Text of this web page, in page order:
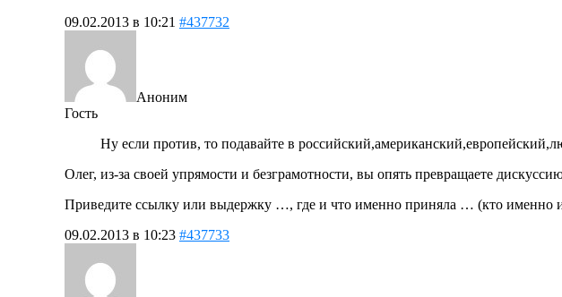
09.02.2013 в 10:21 #437732
Аноним
Гость
Ну если против, то подавайте в
Олег, из-за своей упрямости и безграмотности, вы опять превращаете
Приведите ссылку или выдержку …, где и что именно приняла … (кто именно
09.02.2013 в 10:23 #437733